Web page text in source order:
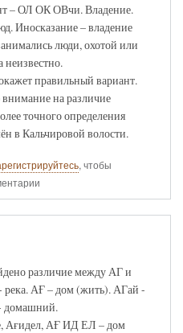
– ОЛ ОК ОВчи. Владение.
Иносказание – владение
люди, охотой или
неизвестно.
правильный вариант.
на различие
точного определения
в Кальчировой волости.
, чтобы
различие между АГ и
АҒ – дом (жить). АГай -
домашний.
Ағидел, АҒ ИД ЕЛ – дом